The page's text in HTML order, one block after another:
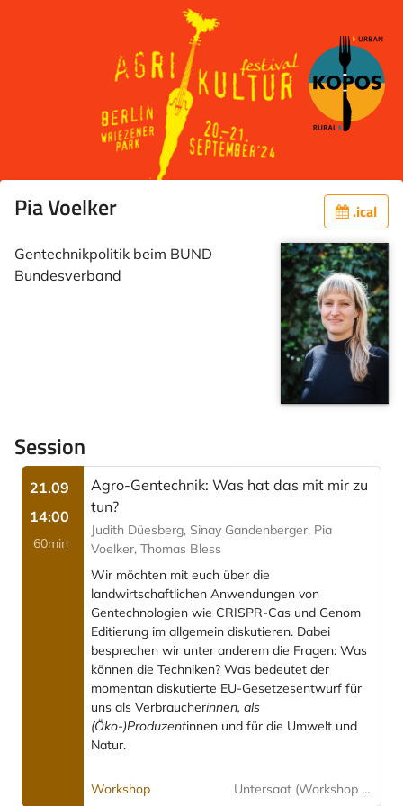
Pia Voelker .ical
Gentechnikpolitik beim BUND
Bundesverband
Session
21.09
14:00
60min
Agro-Gentechnik: Was hat das mit mir zu
tun?
Judith Düesberg, Sinay Gandenberger, Pia
Voelker, Thomas Bless
Wir möchten mit euch über die
landwirtschaftlichen Anwendungen von
Gentechnologien wie CRISPR-Cas und Genom
Editierung im allgemein diskutieren. Dabei
besprechen wir unter anderem die Fragen: Was
können die Techniken? Was bedeutet der
momentan diskutierte EU-Gesetzesentwurf für
uns als Verbraucherinnen, als
(Öko-)Produzentinnen und für die Umwelt und
Natur.
Workshop Untersaat (Workshop Ecke)